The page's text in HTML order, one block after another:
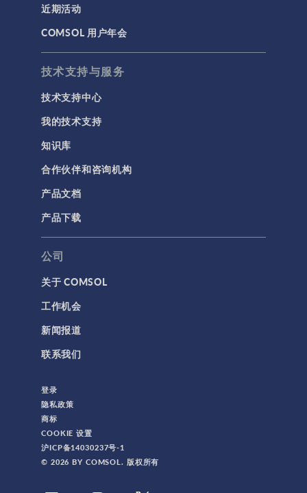
近期活动
COMSOL 用户年会
技术支持与服务
技术支持中心
我的技术支持
知识库
合作伙伴和咨询机构
产品文档
产品下载
公司
关于 COMSOL
工作机会
新闻报道
联系我们
登录
隐私政策
商标
COOKIE 设置
沪ICP备14030237号-1
© 2026 BY COMSOL. 版权所有